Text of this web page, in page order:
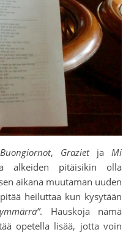
Buongiornot, GrazietjaMi
alkeiden pitäisikin olla
aikana muutaman uuden
heiluttaa kun kysytään
. Hauskoja nämä
opetella lisää, jotta voin